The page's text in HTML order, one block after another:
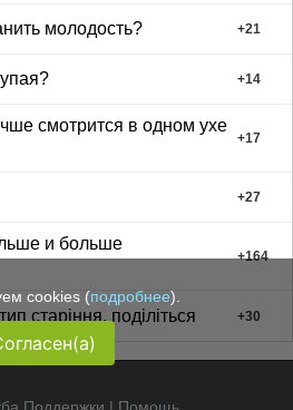
молодость? +21
+14
смотрится в одном ухе
+17
+27
и больше
+164
старіння, поділіться +30
cookies (подробнее).